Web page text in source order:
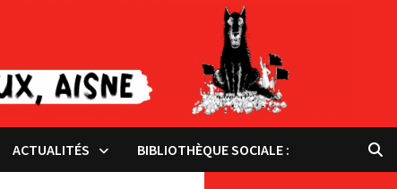
ACTUALITÉS BIBLIOTHÈQUE SOCIALE :